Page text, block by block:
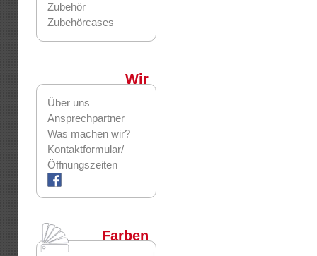
Zubehör
Zubehörcases
Wir
Über uns
Ansprechpartner
Was machen wir?
Kontaktformular/
Öffnungszeiten
Farben